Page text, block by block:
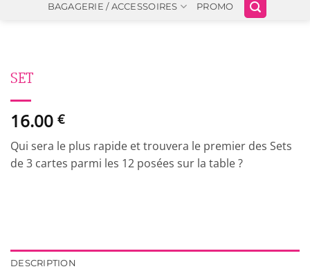
BAGAGERIE / ACCESSOIRES PROMO
SET
16.00 €
Qui sera le plus rapide et trouvera le premier des Sets
de 3 cartes parmi les 12 posées sur la table ?
DESCRIPTION